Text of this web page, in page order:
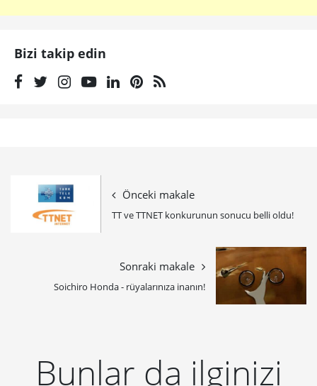
Bizi takip edin
Önceki makale
TT ve TTNET konkurunun sonucu belli oldu!
Sonraki makale
Soichiro Honda - rüyalarınıza inanın!
Bunlar da ilginizi